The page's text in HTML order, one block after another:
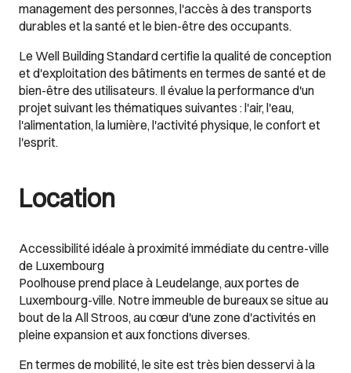
management des personnes, l'accès à des transports
durables et la santé et le bien-être des occupants.
Le Well Building Standard certifie la qualité de conception
et d'exploitation des bâtiments en termes de santé et de
bien-être des utilisateurs. Il évalue la performance d'un
projet suivant les thématiques suivantes : l'air, l'eau,
l'alimentation, la lumière, l'activité physique, le confort et
l'esprit.
Location
Accessibilité idéale à proximité immédiate du centre-ville
de Luxembourg
Poolhouse prend place à Leudelange, aux portes de
Luxembourg-ville. Notre immeuble de bureaux se situe au
bout de la All Stroos, au cœur d'une zone d'activités en
pleine expansion et aux fonctions diverses.
En termes de mobilité, le site est très bien desservi à la